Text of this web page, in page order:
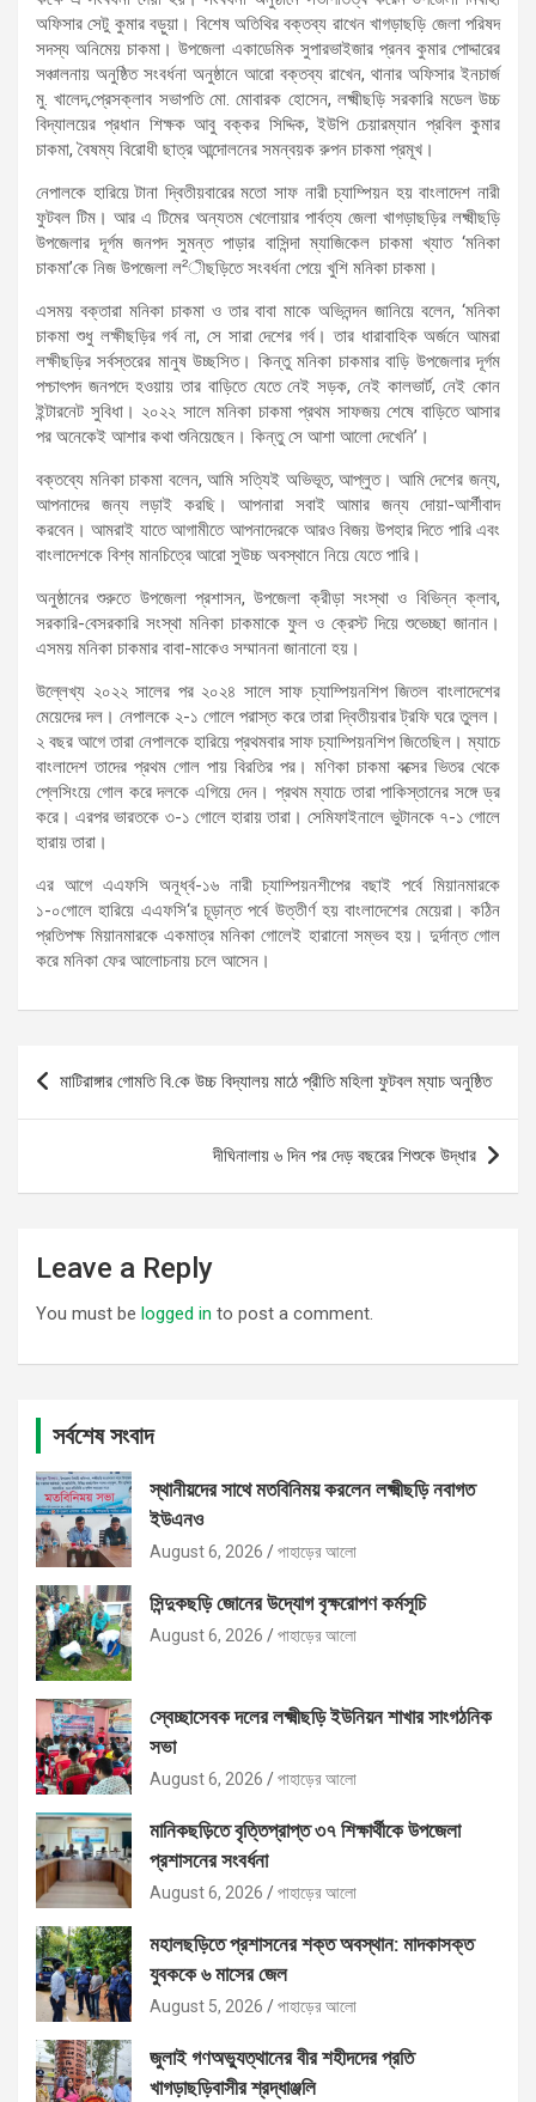
অফিসার সেটু কুমার বড়ুয়া। বিশেষ অতিথির বক্তব্য রাখেন খাগড়াছড়ি জেলা পরিষদ
সদস্য অনিমেয় চাকমা। উপজেলা একাডেমিক সুপারভাইজার প্রনব কুমার পোদ্দারের
সঞ্চালনায় অনুষ্ঠিত সংবর্ধনা অনুষ্ঠানে আরো বক্তব্য রাখেন, থানার অফিসার ইনচার্জ
মু. খালেদ,প্রেসক্লাব সভাপতি মো. মোবারক হোসেন, লক্ষ্মীছড়ি সরকারি মডেল উচ্চ
বিদ্যালয়ের প্রধান শিক্ষক আবু বক্কর সিদ্দিক, ইউপি চেয়ারম্যান প্রবিল কুমার
চাকমা, বৈষম্য বিরোধী ছাত্র আন্দোলনের সমন্বয়ক রুপন চাকমা প্রমূখ।
নেপালকে হারিয়ে টানা দ্বিতীয়বারের মতো সাফ নারী চ্যাম্পিয়ন হয় বাংলাদেশ নারী
ফুটবল টিম। আর এ টিমের অন্যতম খেলোয়ার পার্বত্য জেলা খাগড়াছড়ির লক্ষ্মীছড়ি
উপজেলার দূর্গম জনপদ সুমন্ত পাড়ার বাসিন্দা ম্যাজিকেল চাকমা খ্যাত ‘মনিকা
চাকমা’কে নিজ উপজেলা ল²ীছড়িতে সংবর্ধনা পেয়ে খুশি মনিকা চাকমা।
এসময় বক্তারা মনিকা চাকমা ও তার বাবা মাকে অভিনন্দন জানিয়ে বলেন, ‘মনিকা
চাকমা শুধু লক্ষীছড়ির গর্ব না, সে সারা দেশের গর্ব। তার ধারাবাহিক অর্জনে আমরা
লক্ষীছড়ির সর্বস্তরের মানুষ উচ্ছসিত। কিন্তু মনিকা চাকমার বাড়ি উপজেলার দূর্গম
পশ্চাৎপদ জনপদে হওয়ায় তার বাড়িতে যেতে নেই সড়ক, নেই কালভার্ট, নেই কোন
ইন্টারনেট সুবিধা। ২০২২ সালে মনিকা চাকমা প্রথম সাফজয় শেষে বাড়িতে আসার
পর অনেকেই আশার কথা শুনিয়েছেন। কিন্তু সে আশা আলো দেখেনি’।
বক্তব্যে মনিকা চাকমা বলেন, আমি সত্যিই অভিভূত, আপ্লুত। আমি দেশের জন্য,
আপনাদের জন্য লড়াই করছি। আপনারা সবাই আমার জন্য দোয়া-আর্শীবাদ
করবেন। আমরাই যাতে আগামীতে আপনাদেরকে আরও বিজয় উপহার দিতে পারি এবং
বাংলাদেশকে বিশ্ব মানচিত্রে আরো সুউচ্চ অবস্থানে নিয়ে যেতে পারি।
অনুষ্ঠানের শুরুতে উপজেলা প্রশাসন, উপজেলা ক্রীড়া সংস্থা ও বিভিন্ন ক্লাব,
সরকারি-বেসরকারি সংস্থা মনিকা চাকমাকে ফুল ও ক্রেস্ট দিয়ে শুভেচ্ছা জানান।
এসময় মনিকা চাকমার বাবা-মাকেও সম্মাননা জানানো হয়।
উল্লেখ্য ২০২২ সালের পর ২০২৪ সালে সাফ চ্যাম্পিয়নশিপ জিতল বাংলাদেশের
মেয়েদের দল। নেপালকে ২-১ গোলে পরাস্ত করে তারা দ্বিতীয়বার ট্রফি ঘরে তুলল।
২ বছর আগে তারা নেপালকে হারিয়ে প্রথমবার সাফ চ্যাম্পিয়নশিপ জিতেছিল। ম্যাচে
বাংলাদেশ তাদের প্রথম গোল পায় বিরতির পর। মণিকা চাকমা বক্সের ভিতর থেকে
প্লেসিংয়ে গোল করে দলকে এগিয়ে দেন। প্রথম ম্যাচে তারা পাকিস্তানের সঙ্গে ড্র
করে। এরপর ভারতকে ৩-১ গোলে হারায় তারা। সেমিফাইনালে ভুটানকে ৭-১ গোলে
হারায় তারা।
এর আগে এএফসি অনূর্ধ্ব-১৬ নারী চ্যাম্পিয়নশীপের বছাই পর্বে মিয়ানমারকে
১-০গোলে হারিয়ে এএফসি‘র চূড়ান্ত পর্বে উত্তীর্ণ হয় বাংলাদেশের মেয়েরা। কঠিন
প্রতিপক্ষ মিয়ানমারকে একমাত্র মনিকা গোলেই হারানো সম্ভব হয়। দুর্দান্ত গোল
করে মনিকা ফের আলোচনায় চলে আসেন।
Post
navigation
মাটিরাঙ্গার গোমতি বি.কে উচ্চ বিদ্যালয় মাঠে প্রীতি মহিলা ফুটবল ম্যাচ অনুষ্ঠিত
দীঘিনালায় ৬ দিন পর দেড় বছরের শিশুকে উদ্ধার
Leave a Reply
You must be logged in to post a comment.
সর্বশেষ সংবাদ
স্থানীয়দের সাথে মতবিনিময় করলেন লক্ষ্মীছড়ি নবাগত
ইউএনও
August 6, 2026 পাহাড়ের আলো
সিন্দুকছড়ি জোনের উদ্যোগ বৃক্ষরোপণ কর্মসূচি
August 6, 2026 পাহাড়ের আলো
স্বেচ্ছাসেবক দলের লক্ষ্মীছড়ি ইউনিয়ন শাখার সাংগঠনিক
সভা
August 6, 2026 পাহাড়ের আলো
মানিকছড়িতে বৃত্তিপ্রাপ্ত ৩৭ শিক্ষার্থীকে উপজেলা
প্রশাসনের সংবর্ধনা
August 6, 2026 পাহাড়ের আলো
মহালছড়িতে প্রশাসনের শক্ত অবস্থান: মাদকাসক্ত
যুবককে ৬ মাসের জেল
August 5, 2026 পাহাড়ের আলো
জুলাই গণঅভ্যুত্থানের বীর শহীদদের প্রতি
খাগড়াছড়িবাসীর শ্রদ্ধাঞ্জলি